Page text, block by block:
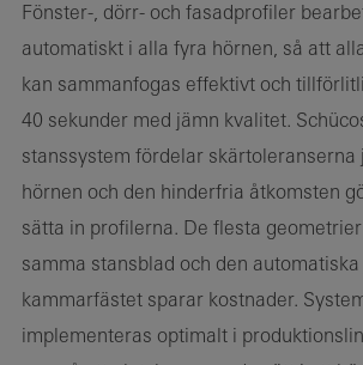
Fönster-, dörr- och fasadprofiler
automatiskt i alla fyra hörnen, så att
kan sammanfogas effektivt och
40 sekunder med jämn kvalitet.
stanssystem fördelar skärtoleranserna
hörnen och den hinderfria åtkomsten
sätta in profilerna. De flesta
samma stansblad och den
kammarfästet sparar kostnader.
implementeras optimalt i